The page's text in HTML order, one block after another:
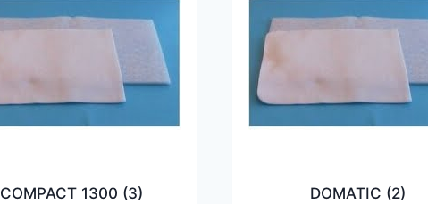
COMPACT 1300 (3) DOMATIC (2)